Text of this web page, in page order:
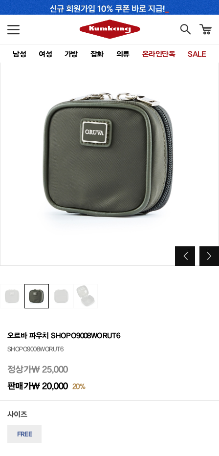
남성 여성 가방 잡화 의류 온라인단독 SALE
오르바 파우치 SHOPO9008WORUT6
SHOPO9008WORUT6
정상가₩ 25,000
판매가₩ 20,000 20%
사이즈
FREE